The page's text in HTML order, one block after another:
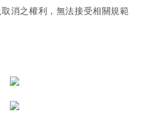
消之權利，無法接受相關規範